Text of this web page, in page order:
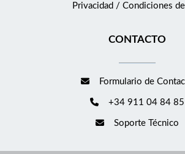
Privacidad / Condiciones
CONTACTO
Formulario de
+34 911 04 84 85
Soporte Técnico